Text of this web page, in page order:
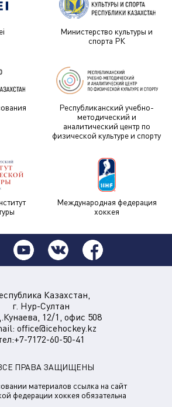
Министерство культуры и
спорта РК
Республиканский учебно-
методический и
аналитический центр по
физической культуре и спорту
Международная федерация
хоккея
Казахстан,
г. Нур-Султан
12/1, офис 508
office@icehockey.kz
7172-60-50-41
ПРАВА ЗАЩИЩЕНЫ
материалов ссылка на сайт
федерации хоккея обязательна